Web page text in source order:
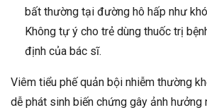
bất thường tại đường hô hấp như
Không tự ý cho trẻ dùng thuốc trị
định của bác sĩ.
Viêm tiểu phế quản bội nhiễm thường
dễ phát sinh biến chứng gây ảnh